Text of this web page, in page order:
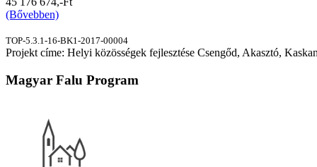
(Bővebben)
TOP-5.3.1-16-BK1-2017-00004
Projekt címe: Helyi közösségek fejlesztése Csengőd, Akasztó,
Magyar Falu Program